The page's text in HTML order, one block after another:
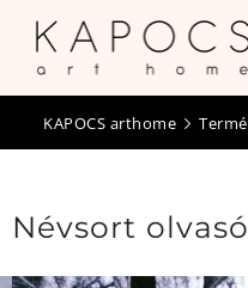
KAPOCS arthome
Névsort